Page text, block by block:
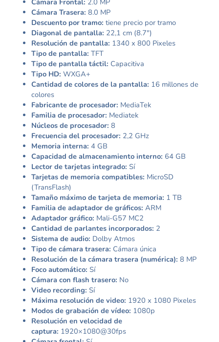
Cámara Frontal: 2.0 MP
Cámara Trasera: 8.0 MP
Descuento por tramo: tiene precio por tramo
Diagonal de pantalla: 22,1 cm (8.7″)
Resolución de pantalla: 1340 x 800 Pixeles
Tipo de pantalla: TFT
Tipo de pantalla táctil: Capacitiva
Tipo HD: WXGA+
Cantidad de colores de la pantalla: 16 millones de
colores
Fabricante de procesador: MediaTek
Familia de procesador: Mediatek
Núcleos de procesador: 8
Frecuencia del procesador: 2,2 GHz
Memoria interna: 4 GB
Capacidad de almacenamiento interno: 64 GB
Lector de tarjetas integrado: Sí
Tarjetas de memoria compatibles: MicroSD
(TransFlash)
Tamaño máximo de tarjeta de memoria: 1 TB
Familia de adaptador de gráficos: ARM
Adaptador gráfico: Mali-G57 MC2
Cantidad de parlantes incorporados: 2
Sistema de audio: Dolby Atmos
Tipo de cámara trasera: Cámara única
Resolución de la cámara trasera (numérica): 8 MP
Foco automático: Sí
Cámara con flash trasero: No
Video recording: Sí
Máxima resolución de video: 1920 x 1080 Pixeles
Modos de grabación de vídeo: 1080p
Resolución en velocidad de
captura: 1920×1080@30fps